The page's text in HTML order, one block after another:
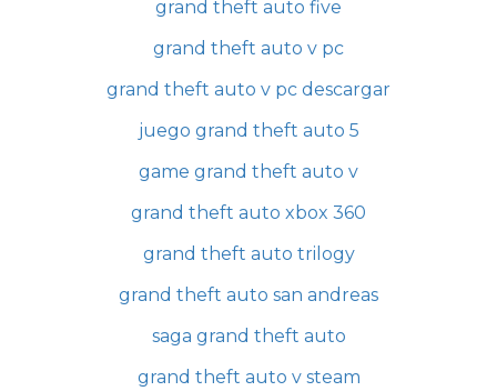
grand theft auto five
grand theft auto v pc
grand theft auto v pc descargar
juego grand theft auto 5
game grand theft auto v
grand theft auto xbox 360
grand theft auto trilogy
grand theft auto san andreas
saga grand theft auto
grand theft auto v steam